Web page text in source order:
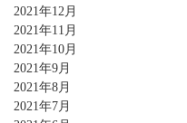
2021年12月
2021年11月
2021年10月
2021年9月
2021年8月
2021年7月